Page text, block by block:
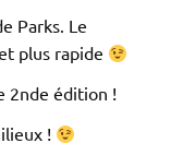
Parks. Le
plus rapide
2nde édition !
!